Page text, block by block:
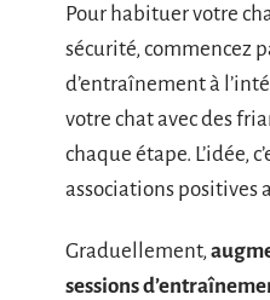
Pour habituer votre
sécurité, commencez
d’entraînement à
votre chat avec des
chaque étape. L’idée,
associations positives
Graduellement,
sessions